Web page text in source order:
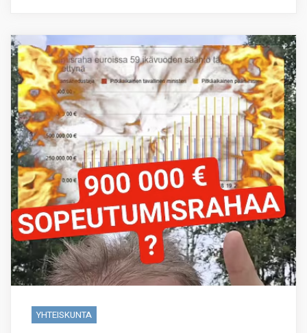
YHTEISKUNTA